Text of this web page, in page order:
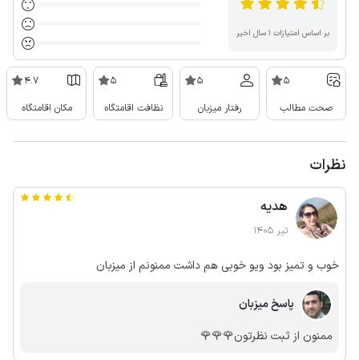
بر اساس امتیازات ۱ سال اخیر
5
صحت مطالب
5
رفتار میزبان
5
نظافت اقامتگاه
4.7
مکان اقامتگاه
نظرات
هدیه
تیر 1405
خوب و تمیز بود ویو خوبی هم داشت ممنونم از میزبان
پاسخ میزبان
ممنون از ثبت نظرتون🌹🌹🌹